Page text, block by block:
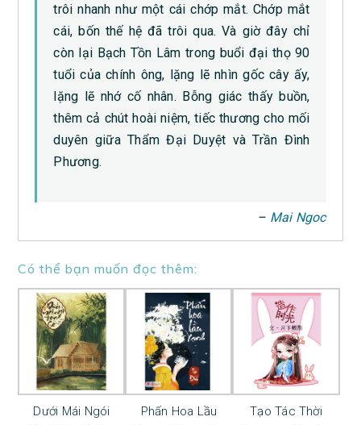
trôi nhanh như một cái chớp mắt. Chớp mắt
cái, bốn thế hệ đã trôi qua. Và giờ đây chỉ
còn lại Bạch Tồn Lâm trong buổi đại thọ 90
tuổi của chính ông, lặng lẽ nhìn gốc cây ấy,
lặng lẽ nhớ cố nhân. Bỗng giác thấy buồn,
thêm cả chút hoài niệm, tiếc thương cho mối
duyên giữa Thẩm Đại Duyệt và Trần Đình
Phương.
– Mai Ngoc
Có thể bạn muốn đọc thêm:
Dưới Mái Ngói
Phấn Hoa Lầu
Tạo Tác Thời